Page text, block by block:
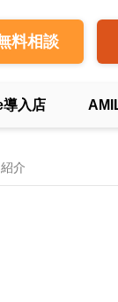
料相談
導入店
介